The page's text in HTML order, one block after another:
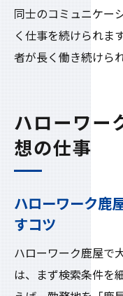
同士のコミュニケー
く仕事を続けられま
者が長く働き続けら
ハローワー
想の仕事
ハローワーク鹿
すコツ
ハローワーク鹿屋で
は、まず検索条件を